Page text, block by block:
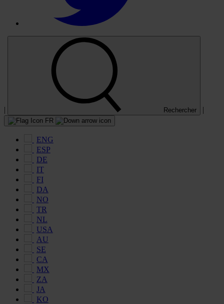
| Rechercher |
FR
ENG
ESP
DE
IT
FI
DA
NO
TR
NL
USA
AU
SE
CA
MX
ZA
JA
KO